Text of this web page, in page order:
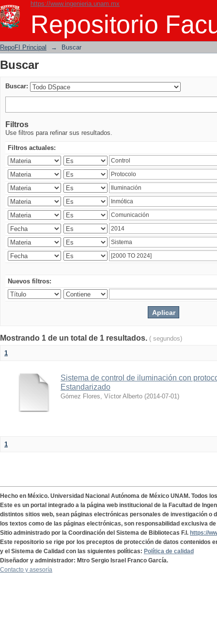
https://www.ingenieria.unam.mx
Repositorio
Buscar
RepoFI Principal → Buscar
Buscar
Buscar:
Filtros
Use filtros para refinar sus resultados.
Filtros actuales:
Nuevos filtros:
Mostrando 1 de un total de 1 resultados. ( segundos)
1
Sistema de control de iluminación con
Estandarizado
Gómez Flores, Víctor Alberto (2014-07-01)
1
Hecho en México. Universidad Nacional Autónoma de México UNAM. Todos
Este es un portal integrado a la página web institucional de la Facultad de
distintos sitios web, sean páginas electrónicas personales de investigación o
los textos como de las páginas electrónicas, son responsabilidad exclusiva
Sitio administrado por la Coordinación del Sistema de Bibliotecas F.I. https://
Este repositorio se rige por los preceptos de protección de datos contenidos
y el Sistema de Calidad con las siguientes políticas: Política de calidad
Diseñador y administrador: Mtro Sergio Israel Franco García.
Contacto y asesoría